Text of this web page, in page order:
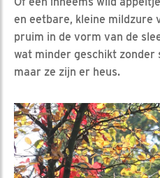
en eetbare, kleine mildzure
pruim in de vorm van de
wat minder geschikt
maar ze zijn er heus.